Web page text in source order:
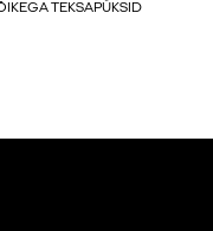
TEKSAPÜKSID